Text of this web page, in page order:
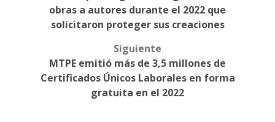
navigation
obras a autores durante el 2022 que
solicitaron proteger sus creaciones
Siguiente
MTPE emitió más de 3,5 millones de
Certificados Únicos Laborales en forma
gratuita en el 2022